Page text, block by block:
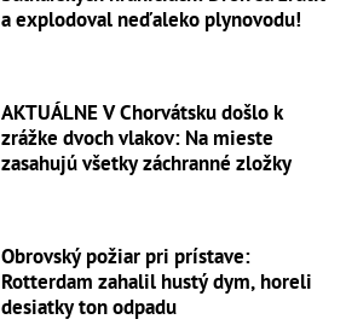
a explodoval neďaleko plynovodu!
AKTUÁLNE V Chorvátsku došlo k
zrážke dvoch vlakov: Na mieste
zasahujú všetky záchranné zložky
Obrovský požiar pri prístave:
Rotterdam zahalil hustý dym, horeli
desiatky ton odpadu